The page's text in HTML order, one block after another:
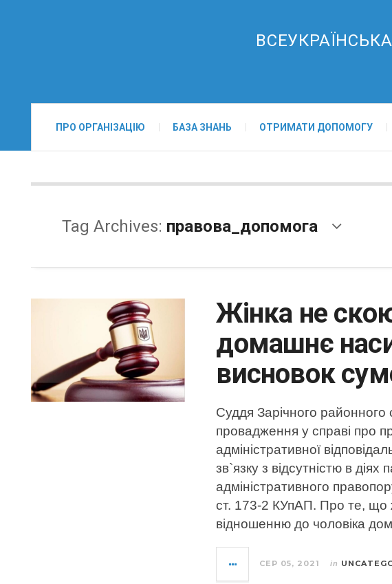
ПРО ОРГАНІЗАЦІЮ БАЗА ЗНАНЬ ОТРИМАТИ ДОПОМОГУ
Tag Archives: правова_допомога
Жінка не
домашнє
висновок
Суддя Зарічного
провадження у справі про
адміністративної
зв`язку з відсутністю в діях
адміністративного
ст. 173-2 КУпАП. Про те, що
відношенню до чоловіка
СЕР 05, 2021 in